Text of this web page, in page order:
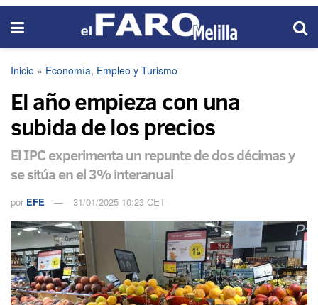
Inicio » Economía, Empleo y Turismo
El año empieza con una
subida de los precios
El IPC experimenta un repunte de dos décimas y
se sitúa en el 3% interanual
por EFE 31/01/2025 10:23 CET